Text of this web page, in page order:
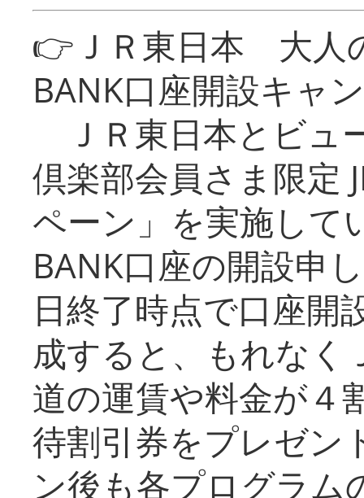
👉ＪＲ東日本 大人
BANK口座開設キャ
ＪＲ東日本とビュ
倶楽部会員さま限定
ペーン」を実施して
BANK口座の開設申
日終了時点で口座開
成すると、もれなく
道の運賃や料金が４
待割引券をプレゼン
ン後も各プログラム